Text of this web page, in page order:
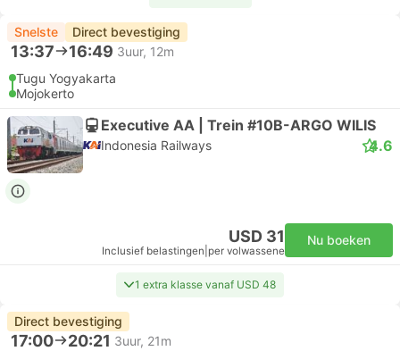
Snelste Direct bevestiging
13:37 16:49 3uur, 12m
Tugu Yogyakarta
Mojokerto
Executive AA | Trein #10B-ARGO WILIS
Indonesia Railways 4.6
USD 31
Inclusief belastingen per volwassene
Nu boeken
1 extra klasse vanaf USD 48
Direct bevestiging
17:00 20:21 3uur, 21m